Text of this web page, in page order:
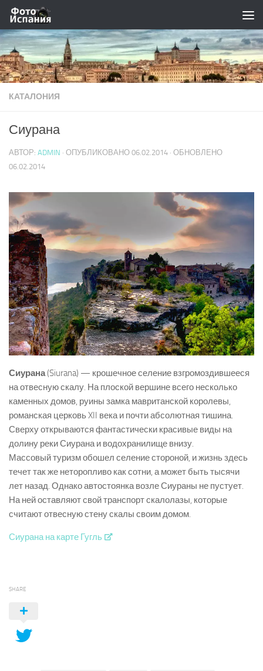
Skip to content
КАТАЛОНИЯ
Сиурана
АВТОР: ADMIN · ОПУБЛИКОВАНО 06.02.2014 · ОБНОВЛЕНО
06.02.2014
Сиурана(Siurana) — крошечное селение взгромоздившееся
на отвесную скалу. На плоской вершине всего несколько
каменных домов, руины замка мавританской королевы,
романская церковь XII века и почти абсолютная тишина.
Сверху открываются фантастически красивые виды на
долину реки Сиурана и водохранилище внизу.
Массовый туризм обошел селение стороной, и жизнь здесь
течет так же неторопливо как сотни, а может быть тысячи
лет назад. Однако автостоянка возле Сиураны не пустует.
На ней оставляют свой транспорт скалолазы, которые
считают отвесную стену скалы своим домом.
Сиурана на карте Гугль
SHARE